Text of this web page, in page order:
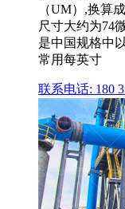
（UM）,换算
尺寸大约为74
是中国规格中
常用每英寸
联系电话: 180